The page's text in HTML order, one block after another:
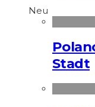
Neu
Stadt